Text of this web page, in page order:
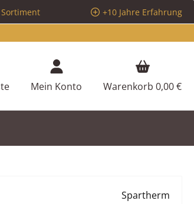
+10 Jahre Erfahrung
Du hast 0 Produkte auf dem Merkzettel
Mein Konto Warenkorb 0,00 €
Spartherm